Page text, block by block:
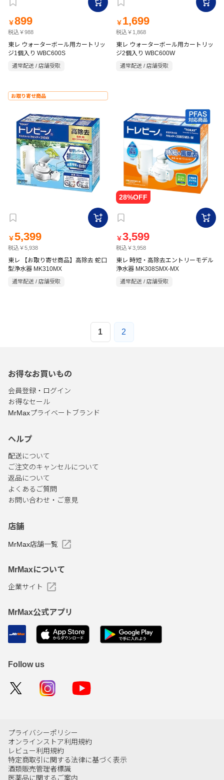
￥899
税込￥988
東レ ウォーターボール用カートリッ
ジ1個入り WBC600S
通常配送 / 店舗受取
￥ 1,699
税込￥1,868
東レ ウォーターボール用カートリッ
ジ2個入り WBC600W
通常配送 / 店舗受取
お取り寄せ商品
￥5,399
税込￥5,938
東レ 【お取り寄せ商品】高除去 蛇口
型浄水器 MK310MX
通常配送 / 店舗受取
￥3,599
税込￥3,958
東レ 時短・高除去エントリーモデル
浄水器 MK308SMX-MX
通常配送 / 店舗受取
1 2
お得なお買いもの
会員登録・ログイン
お得なセール
MrMaxプライベートブランド
ヘルプ
配送について
ご注文のキャンセルについて
返品について
よくあるご質問
お問い合わせ・ご意見
店舗
MrMax店舗一覧
MrMaxについて
企業サイト
MrMax公式アプリ
Follow us
プライバシーポリシー
オンラインストア利用規約
レビュー利用規約
特定商取引に関する法律に基づく表示
酒類販売管理者標識
医薬品に関するご案内